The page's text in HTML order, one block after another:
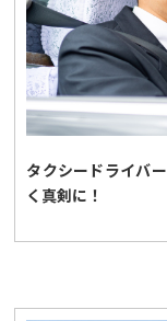
タクシードライバ
く真剣に！